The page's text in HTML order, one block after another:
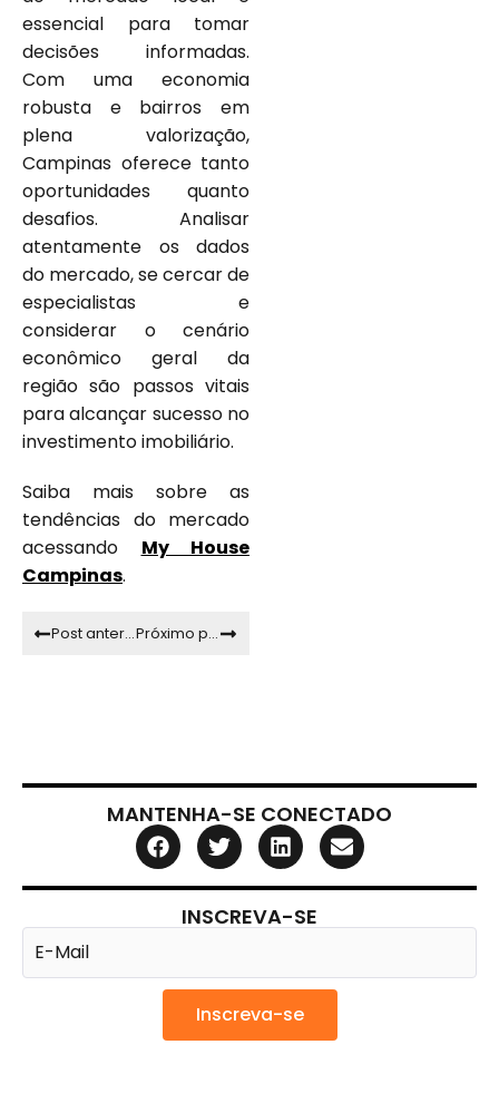
essencial para tomar
decisões informadas.
Com uma economia
robusta e bairros em
plena valorização,
Campinas oferece tanto
oportunidades quanto
desafios. Analisar
atentamente os dados
do mercado, se cercar de
especialistas e
considerar o cenário
econômico geral da
região são passos vitais
para alcançar sucesso no
investimento imobiliário.
Saiba mais sobre as
tendências do mercado
acessando My House
Campinas.
Post anterior Próximo post
MANTENHA-SE CONECTADO
INSCREVA-SE
Inscreva-se